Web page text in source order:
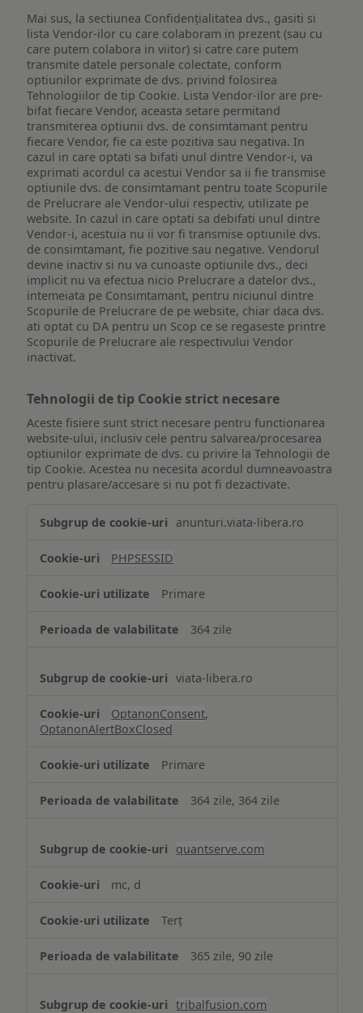
Mai sus, la sectiunea Confidențialitatea dvs., gasiti si
lista Vendor-ilor cu care colaboram in prezent (sau cu
care putem colabora in viitor) si catre care putem
transmite datele personale colectate, conform
optiunilor exprimate de dvs. privind folosirea
Tehnologiilor de tip Cookie. Lista Vendor-ilor are pre-
bifat fiecare Vendor, aceasta setare permitand
transmiterea optiunii dvs. de consimtamant pentru
fiecare Vendor, fie ca este pozitiva sau negativa. In
cazul in care optati sa bifati unul dintre Vendor-i, va
exprimati acordul ca acestui Vendor sa ii fie transmise
optiunile dvs. de consimtamant pentru toate Scopurile
de Prelucrare ale Vendor-ului respectiv, utilizate pe
website. In cazul in care optati sa debifati unul dintre
Vendor-i, acestuia nu ii vor fi transmise optiunile dvs.
de consimtamant, fie pozitive sau negative. Vendorul
devine inactiv si nu va cunoaste optiunile dvs., deci
implicit nu va efectua nicio Prelucrare a datelor dvs.,
intemeiata pe Consimtamant, pentru niciunul dintre
Scopurile de Prelucrare de pe website, chiar daca dvs.
ati optat cu DA pentru un Scop ce se regaseste printre
Scopurile de Prelucrare ale respectivului Vendor
inactivat.
Tehnologii de tip Cookie strict necesare
Aceste fisiere sunt strict necesare pentru functionarea
website-ului, inclusiv cele pentru salvarea/procesarea
optiunilor exprimate de dvs. cu privire la Tehnologii de
tip Cookie. Acestea nu necesita acordul dumneavoastra
pentru plasare/accesare si nu pot fi dezactivate.
de
Cookie
necesare
anunturi.viata-libera.ro
PHPSESSID
Primare
364 zile
viata-libera.ro
OptanonConsent,
OptanonAlertBoxClosed
Primare
364 zile, 364 zile
quantserve.com
mc, d
Terț
365 zile, 90 zile
tribalfusion.com